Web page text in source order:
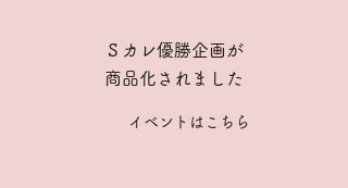
Ｓカレ優勝企画が
商品化されました
イベントはこちら